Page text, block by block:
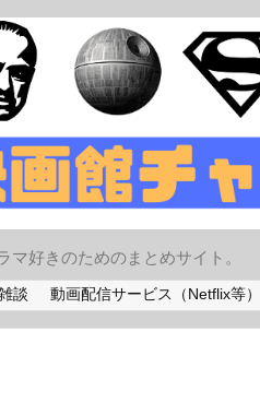
マ好きのためのまとめサイト。
談 動画配信サービス（Netflix等）